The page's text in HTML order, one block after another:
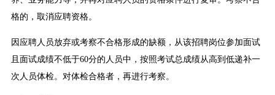
格的，取消应聘资格。
因应聘人员放弃或考察不合格形成的缺额，从该招聘岗位参加面试
且面试成绩不低于60分的人员中，按照考试总成绩从高到低递补一
次人员体检。对体检合格者，再进行考察。